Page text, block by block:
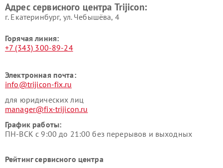
Адрес сервисного центра Trijicon:
г. Екатеринбург, ул. Чебышёва, 4
Горячая линия:
+7 (343) 300-89-24
Электронная почта:
info@trijicon-fix.ru
для юридических лиц
manager@fix-trijicon.ru
График работы:
ПН-ВСК с 9:00 до 21:00 без перерывов и выходных
Рейтинг сервисного центра